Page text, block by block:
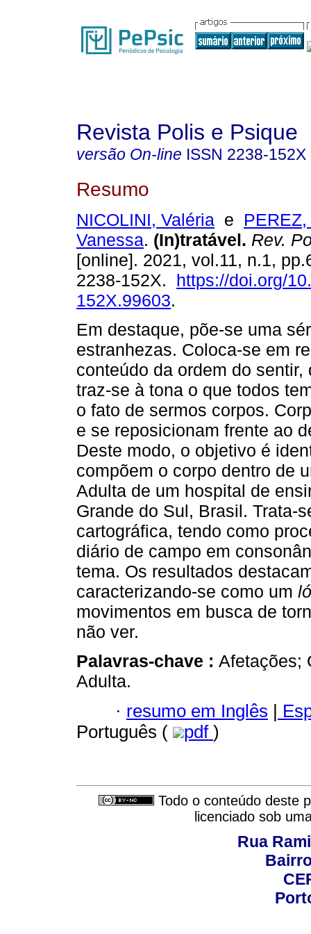
Revista Polis e Psique
versão On-line ISSN 2238-152X
Resumo
NICOLINI, Valéria e
Vanessa. (In)tratável. Rev.
[online]. 2021, vol.11, n.1,
2238-152X. https://doi.org/
152X.99603.
Em destaque, põe-se uma
estranhezas. Coloca-se em
conteúdo da ordem do sentir,
traz-se à tona o que todos
o fato de sermos corpos.
e se reposicionam frente ao
Deste modo, o objetivo é
compõem o corpo dentro de
Adulta de um hospital de
Grande do Sul, Brasil. Trata-
cartográfica, tendo como
diário de campo em
tema. Os resultados
caracterizando-se como um
movimentos em busca de
não ver.
Palavras-chave : Afetações;
Adulta.
· resumo em Inglês |
Português (
pdf )
Todo o conteúdo deste
licenciado sob
Rua